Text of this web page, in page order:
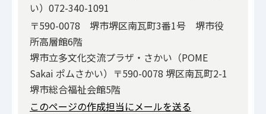
い）072-340-1091
〒590-0078 堺市堺区南瓦町3番1号 堺市役
所高層館6階
堺市立多文化交流プラザ・さかい（POME
Sakai ポムさかい）〒590-0078 堺区南瓦町2-1
堺市総合福祉会館5階
このページの作成担当にメールを送る